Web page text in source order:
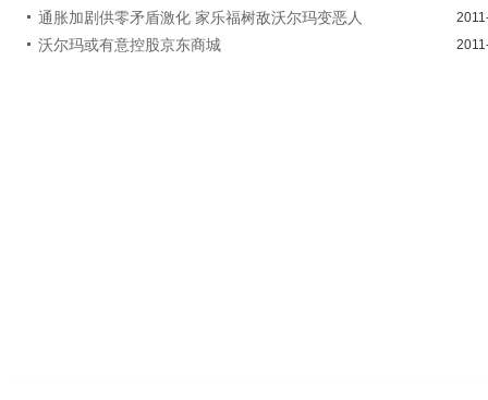
通胀加剧供零矛盾激化 家乐福树敌沃尔玛变恶人
沃尔玛或有意控股京东商城